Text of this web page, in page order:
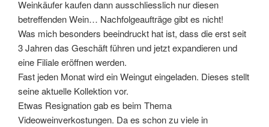
Weinkäufer kaufen dann ausschliesslich nur diesen
betreffenden Wein… Nachfolgeaufträge gibt es nicht!
Was mich besonders beeindruckt hat ist, dass die erst seit
3 Jahren das Geschäft führen und jetzt expandieren und
eine Filiale eröffnen werden.
Fast jeden Monat wird ein Weingut eingeladen. Dieses stellt
seine aktuelle Kollektion vor.
Etwas Resignation gab es beim Thema
Videoweinverkostungen. Da es schon zu viele in